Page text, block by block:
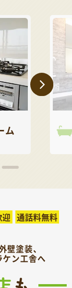
ム
通話料無料
壁塗装、
ケン工舎へ